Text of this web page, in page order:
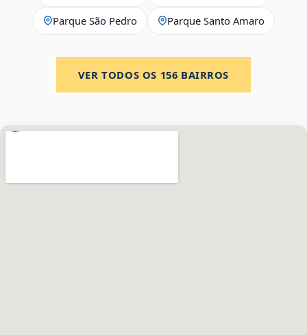
Parque São Pedro Parque Santo Amaro
VER TODOS OS 156 BAIRROS